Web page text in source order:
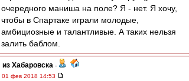
очередного маниша на поле? Я - нет. Я хочу,
чтобы в Спартаке играли молодые,
амбициозные и талантливые. А таких нельзя
залить баблом.
из Хабаровска -
01 фев 2018 14:53